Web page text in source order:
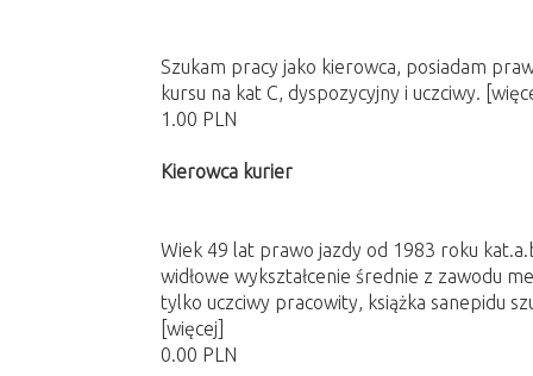
Szukam pracy jako kierowca, posiadam
kursu na kat C, dyspozycyjny i uczciwy.
1.00 PLN
Kierowca kurier
Wiek 49 lat prawo jazdy od 1983 roku
widłowe wykształcenie średnie z zawodu
tylko uczciwy pracowity, książka sanepidu
[więcej]
0.00 PLN